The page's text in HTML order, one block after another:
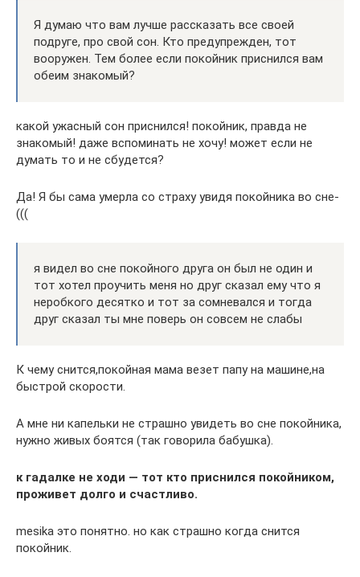
Я думаю что вам лучше рассказать все своей
подруге, про свой сон. Кто предупрежден, тот
вооружен. Тем более если покойник приснился вам
обеим знакомый?
какой ужасный сон приснился! покойник, правда не
знакомый! даже вспоминать не хочу! может если не
думать то и не сбудется?
Да! Я бы сама умерла со страху увидя покойника во сне-
(((
я видел во сне покойного друга он был не один и
тот хотел проучить меня но друг сказал ему что я
неробкого десятко и тот за сомневался и тогда
друг сказал ты мне поверь он совсем не слабы
К чему снится,покойная мама везет папу на машине,на
быстрой скорости.
А мне ни капельки не страшно увидеть во сне покойника,
нужно живых боятся (так говорила бабушка).
к гадалке не ходи — тот кто приснился покойником,
проживет долго и счастливо.
mesika это понятно. но как страшно когда снится
покойник.